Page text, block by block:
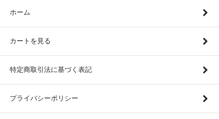
ホーム
カートを見る
特定商取引法に基づく表記
プライバシーポリシー